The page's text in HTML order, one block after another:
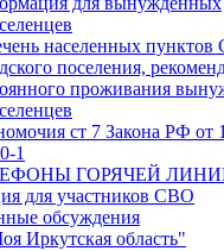
населенных пунктов
поселения,
проживания
ст 7 Закона РФ от
1
ГОРЯЧЕЙ
для участников СВО
обсуждения
Иркутская область"